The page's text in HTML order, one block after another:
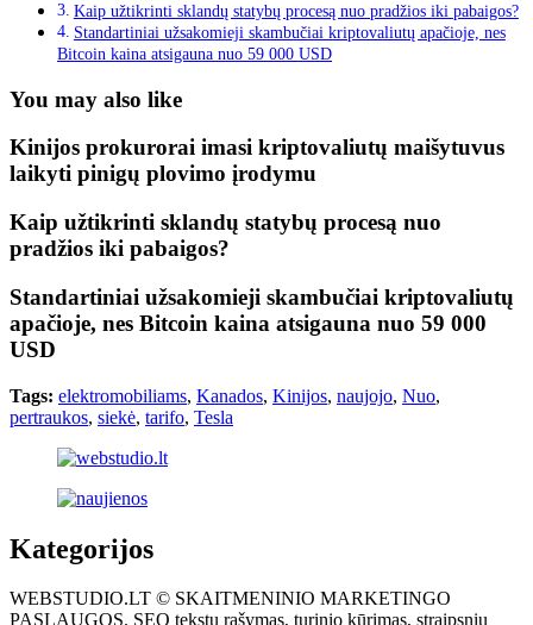
Kaip užtikrinti sklandų statybų procesą nuo pradžios iki pabaigos?
Standartiniai užsakomieji skambučiai kriptovaliutų apačioje, nes
Bitcoin kaina atsigauna nuo 59 000 USD
You may also like
Kinijos prokurorai imasi kriptovaliutų maišytuvus
laikyti pinigų plovimo įrodymu
Kaip užtikrinti sklandų statybų procesą nuo
pradžios iki pabaigos?
Standartiniai užsakomieji skambučiai kriptovaliutų
apačioje, nes Bitcoin kaina atsigauna nuo 59 000
USD
Tags: elektromobiliams, Kanados, Kinijos, naujojo, Nuo,
pertraukos, siekė, tarifo, Tesla
Kategorijos
WEBSTUDIO.LT © SKAITMENINIO MARKETINGO
PASLAUGOS. SEO tekstų rašymas, turinio kūrimas, straipsnių